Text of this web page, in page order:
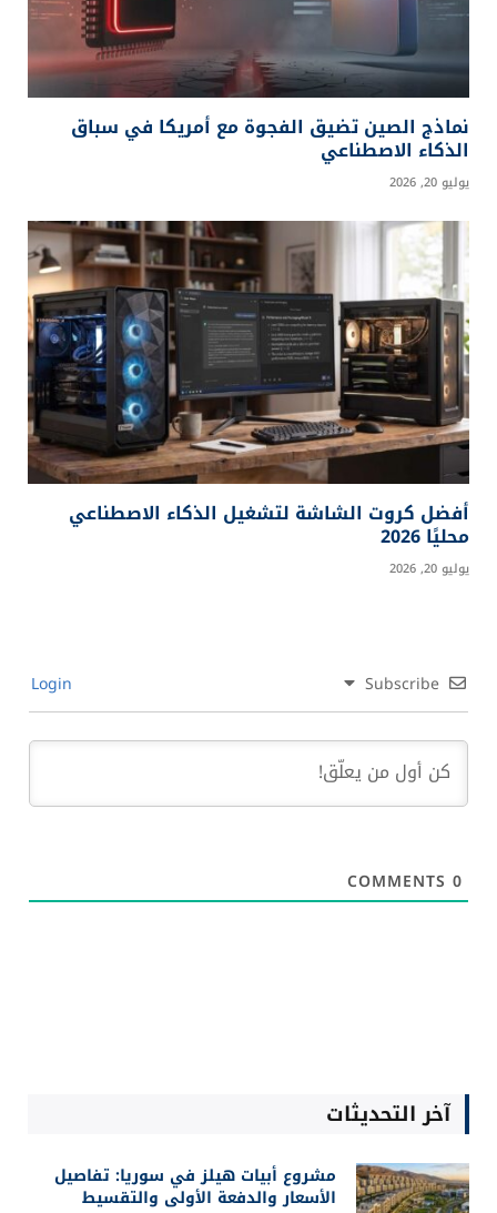
نماذج الصين تضيق الفجوة مع أمريكا في سباق
الذكاء الاصطناعي
يوليو 20, 2026
أفضل كروت الشاشة لتشغيل الذكاء الاصطناعي
محليًا 2026
يوليو 20, 2026
Subscribe
0
آخر التحديثات
مشروع أبيات هيلز في سوريا: تفاصيل
الأسعار والدفعة الأولى والتقسيط